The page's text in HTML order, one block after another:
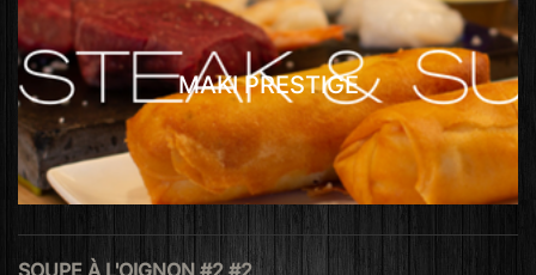
MAKI PRESTIGE
SOUPE À L'OIGNON #2 #2